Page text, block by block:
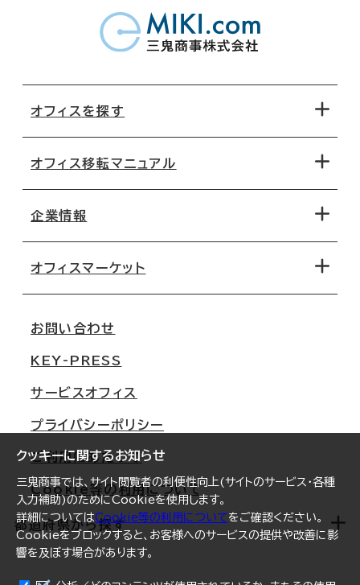
クッキーに関するお知らせ
三鬼商事では、サイト閲覧者の利便性向上(サイトのサービス・各種
入力補助)のためにCookieを使用します。
詳細についてはCookie等の利用についてをご確認ください。
Cookieをブロックすると、お客様へのサービスの提供や改善に影
響を及ぼす場合があります。
オフィスを探す
地図から探す
路線・駅から探す
オフィス移転マニュアル
移転コストシミュレーション
移転スケジュール
オフィス移転Q&A
企業情報
オフィスマーケット
大阪
名古屋
札幌
仙台
横浜
福岡
オフィスリポート
お問い合わせ
KEY-PRESS
サービスオフィス
プライバシーポリシー
ご利用にあたって
Cookie等の利用について
都道府県から探す